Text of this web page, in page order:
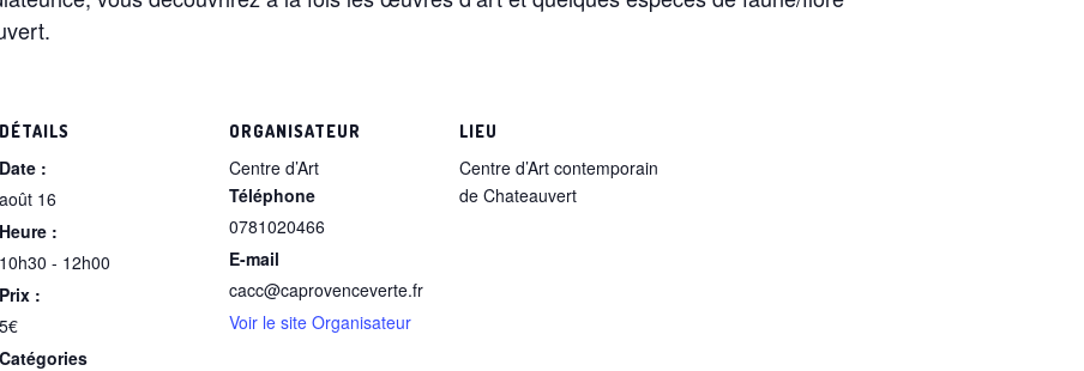
DÉTAILS
Date :
août 16
Heure :
10h30 - 12h00
Prix :
5€
Catégories
ORGANISATEUR
Centre d’Art
Téléphone
0781020466
E-mail
cacc@caprovenceverte.fr
Voir le site Organisateur
LIEU
Centre d’Art contemporain
de Chateauvert